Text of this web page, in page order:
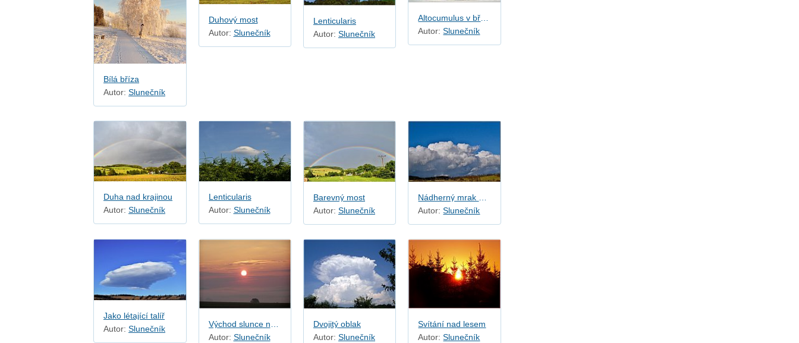
Bílá bříza
Autor:Slunečník
Duhový most
Autor: Slunečník
Lenticularis
Autor: Slunečník
Autor:Slunečník
Duha nad krajinou
Autor:Slunečník
Lenticularis
Autor: Slunečník
Barevný most
Autor: Slunečník
Nádherný mrak nad krajinou
Autor:Slunečník
Jako létající talíř
Autor:Slunečník
Autor: Slunečník
Dvojitý oblak
Autor: Slunečník
Svítání nad lesem
Autor:Slunečník